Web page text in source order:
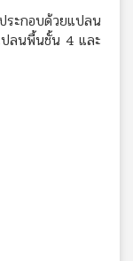
ระกอบด้วยแปลน
ลนพื้นชั้น 4 และ